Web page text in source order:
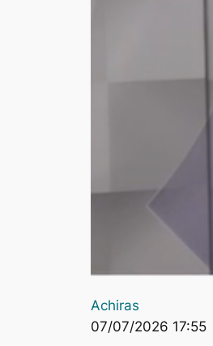
Achiras
07/07/2026 17:55